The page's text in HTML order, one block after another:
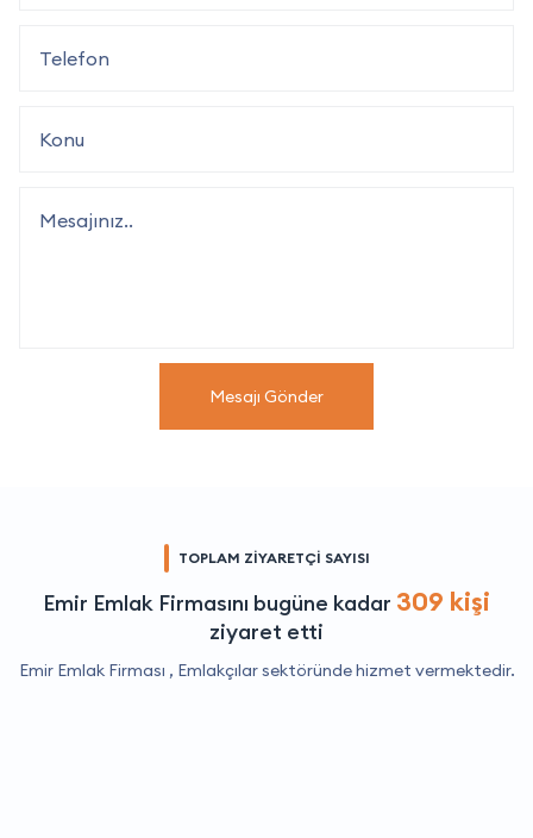
Mesajı Gönder
TOPLAM ZİYARETÇİ SAYISI
Emir Emlak Firmasını bugüne kadar 309 kişi
ziyaret etti
Emir Emlak Firması , Emlakçılarsektöründe hizmet vermektedir.